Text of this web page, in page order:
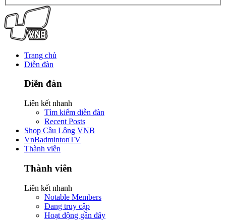
Trang chủ
Diễn đàn
Diễn đàn
Liên kết nhanh
Tìm kiếm diễn đàn
Recent Posts
Shop Cầu Lông VNB
VnBadmintonTV
Thành viên
Thành viên
Liên kết nhanh
Notable Members
Đang truy cập
Hoạt động gần đây